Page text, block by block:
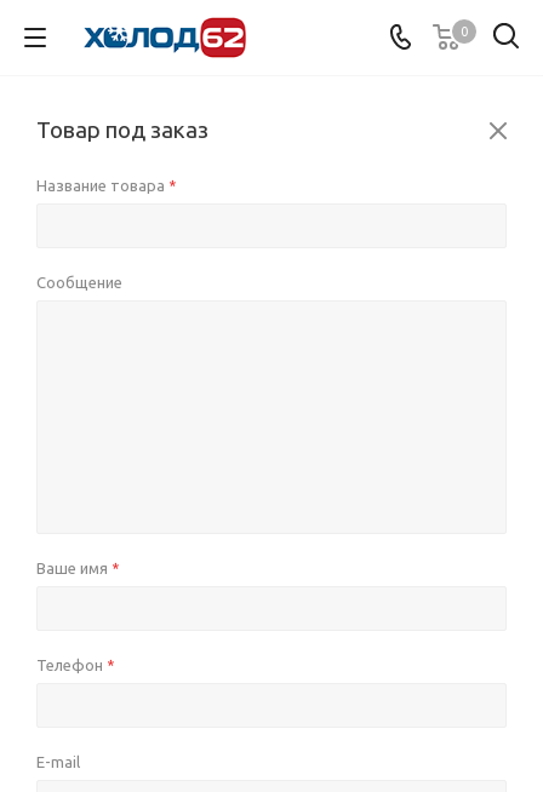
0
Товар под заказ
Название товара *
Сообщение
Ваше имя *
Телефон *
E-mail